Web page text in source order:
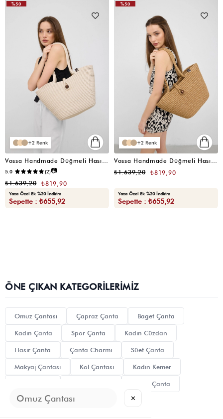
2
Vossa Handmade Düğmeli Hasır Omuz Çantası Krem
5.0 (2)📷
₺819,90
₺1.639,20
Yaza Özel Ek %20 İndirim
Sepette : ₺655,92
%50
2
Vossa Handmade Düğmeli Hasır Omuz Çantası Vizon
₺819,90
₺1.639,20
Yaza Özel Ek %20 İndirim
Sepette : ₺655,92
%50
ÖNE ÇIKAN KATEGORILERIMIZ
Omuz Çantası Çapraz Çanta Baget Çanta
Kadın Çanta Spor Çanta Kadın Cüzdan
Hasır Çanta Çanta Charmı Süet Çanta
Makyaj Çantası Kol Çantası Kadın Kemer
Clutch Çanta
Tote Bag Mini Çanta ✕